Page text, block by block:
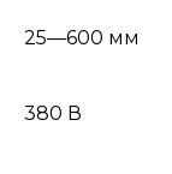
25—600 мм
380 В